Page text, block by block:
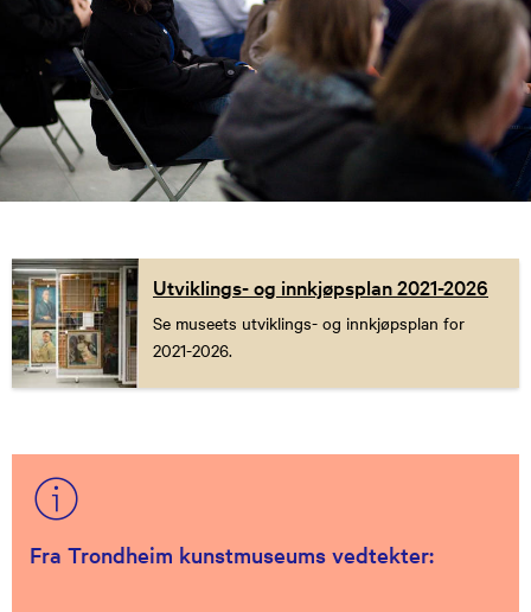
Utviklings- og innkjøpsplan 2021-2026
Se museets utviklings- og innkjøpsplan for
2021-2026.
Fra Trondheim kunstmuseums vedtekter: